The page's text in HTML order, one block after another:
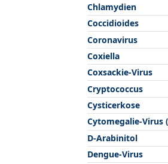
Chlamydien
Coccidioides
Coronavirus
Coxiella
Coxsackie-Virus
Cryptococcus
Cysticerkose
Cytomegalie-Virus
D-Arabinitol
Dengue-Virus